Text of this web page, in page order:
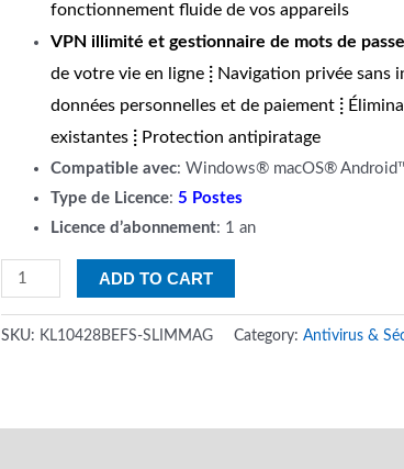
fonctionnement fluide de vos appareils
VPN illimité et gestionnaire de mots de
de votre vie en ligne ⁞Navigation privée sans
données personnelles et de paiement⁞
existantes⁞Protection antipiratage
Compatible avec: Windows® macOS®
Type de Licence: 5 Postes
Licence d’abonnement: 1 an
INTERNET
SECURITY
KASPERSKY
ADD TO CART
SKU: KL10428BEFS-SLIMMAG Category: Antivirus &